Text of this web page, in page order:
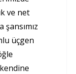
ve net
üçgen